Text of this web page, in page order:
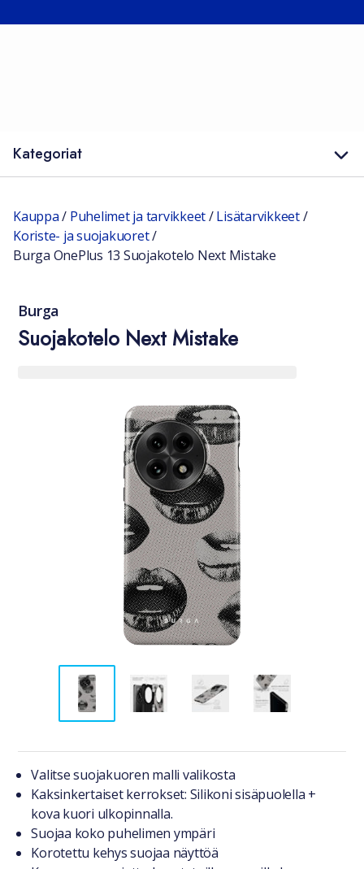
Kategoriat
Kauppa/ Puhelimet ja tarvikkeet/Lisätarvikkeet/
Koriste- ja suojakuoret/
Burga OnePlus 13 Suojakotelo Next Mistake
Burga
Suojakotelo Next Mistake
Tuotteesta lyhyesti
Valitse suojakuoren malli valikosta
Kaksinkertaiset kerrokset: Silikoni sisäpuolella +
kova kuori ulkopinnalla.
Suojaa koko puhelimen ympäri
Korotettu kehys suojaa näyttöä